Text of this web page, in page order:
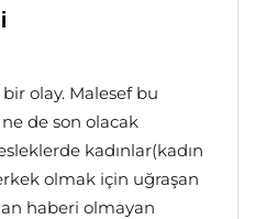
olay. Malesef bu
de son olacak
kadınlar(kadın
olmak için uğraşan
haberi olmayan